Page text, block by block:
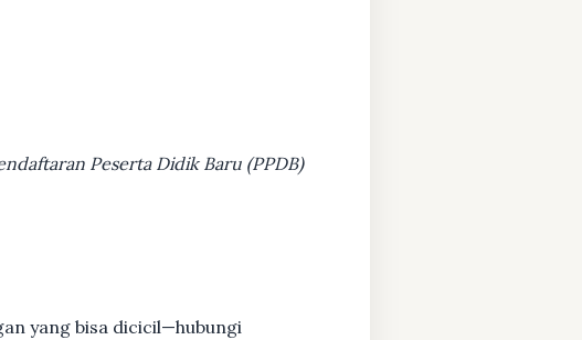
Peserta Didik Baru (PPDB)
yang bisa dicicil—hubungi